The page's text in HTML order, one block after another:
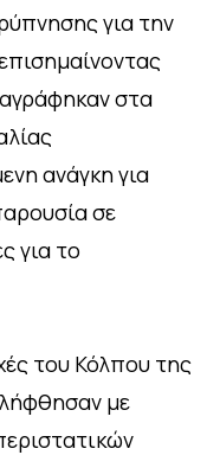
για την
στα
ανάγκη για
σε
για το
του Κόλπου της
με